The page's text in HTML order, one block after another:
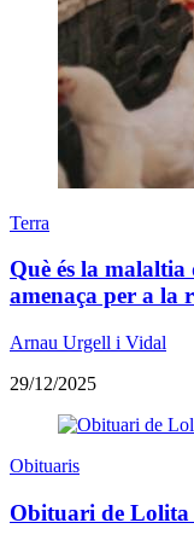
Terra
Què és la malaltia
amenaça per a la
Arnau Urgell i Vidal
29/12/2025
Obituaris
Obituari de Lolita